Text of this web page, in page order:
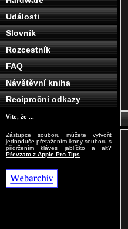
Události
Slovník
Rozcestník
FAQ
Návštěvní kniha
Reciproční odkazy
Víte, že ...
Zástupce souboru můžete vytvořit
jednoduše přetažením ikony souboru s
přidržením kláves jablíčko a alt?
Převzato z Apple Pro Tips